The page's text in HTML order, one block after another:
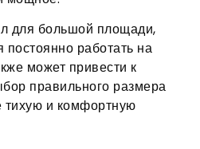
для большой площади,
работать на
может привести к
правильного размера
тихую и комфортную